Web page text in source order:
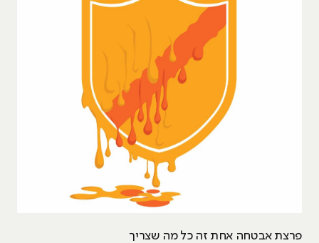
פרצת אבטחה אחת זה כל מה שצריך